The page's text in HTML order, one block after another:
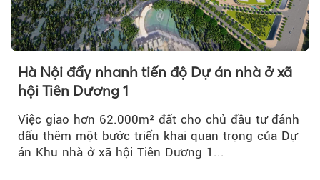
Hà Nội đẩy nhanh tiến độ Dự án nhà ở xã
hội Tiên Dương 1
Việc giao hơn 62.000m² đất cho chủ đầu tư đánh
dấu thêm một bước triển khai quan trọng của Dự
án Khu nhà ở xã hội Tiên Dương 1...